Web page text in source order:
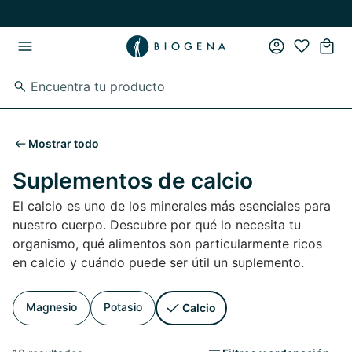
Mostrar todo
Suplementos de calcio
El calcio es uno de los minerales más esenciales para
nuestro cuerpo. Descubre por qué lo necesita tu
organismo, qué alimentos son particularmente ricos
en calcio y cuándo puede ser útil un suplemento.
Magnesio Potasio Calcio